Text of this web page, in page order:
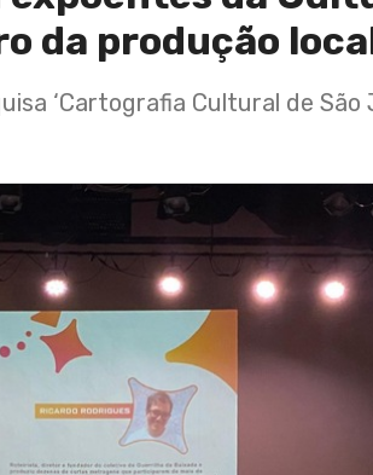
da produção
‘Cartografia Cultural de São